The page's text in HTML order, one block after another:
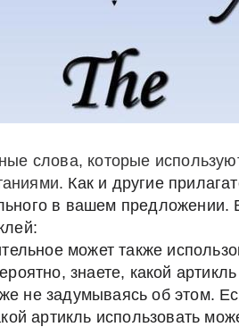
слова, которые
Как и другие
в вашем предложении.
может также
знаете, какой
не задумываясьоб этом.
артикль использовать